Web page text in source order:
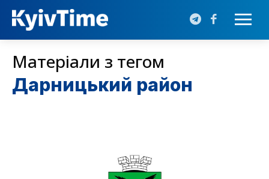
Матеріали з тегом
Дарницький район